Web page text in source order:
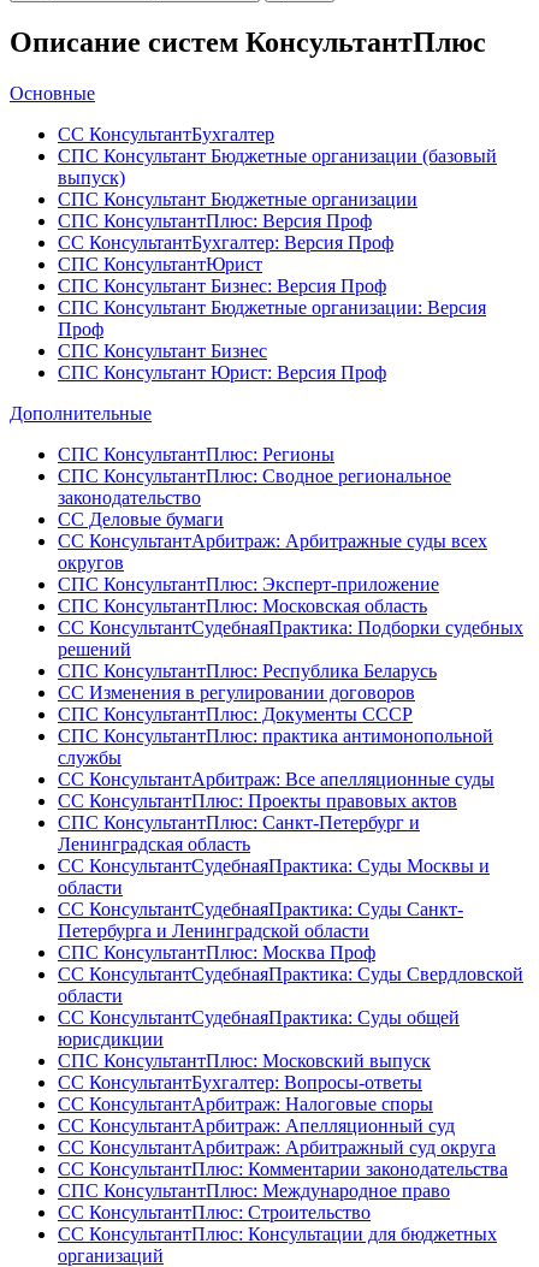
Описание систем КонсультантПлюс
Основные
СС КонсультантБухгалтер
СПС Консультант Бюджетные организации (базовый
выпуск)
СПС Консультант Бюджетные организации
СПС КонсультантПлюс: Версия Проф
СС КонсультантБухгалтер: Версия Проф
СПС КонсультантЮрист
СПС Консультант Бизнес: Версия Проф
СПС Консультант Бюджетные организации: Версия
Проф
СПС Консультант Бизнес
СПС Консультант Юрист: Версия Проф
Дополнительные
СПС КонсультантПлюс: Регионы
СПС КонсультантПлюс: Сводное региональное
законодательство
СС Деловые бумаги
СС КонсультантАрбитраж: Арбитражные суды всех
округов
СПС КонсультантПлюс: Эксперт-приложение
СПС КонсультантПлюс: Московская область
СС КонсультантСудебнаяПрактика: Подборки судебных
решений
СПС КонсультантПлюс: Республика Беларусь
СС Изменения в регулировании договоров
СПС КонсультантПлюс: Документы СССР
СПС КонсультантПлюс: практика антимонопольной
службы
СС КонсультантАрбитраж: Все апелляционные суды
СС КонсультантПлюс: Проекты правовых актов
СПС КонсультантПлюс: Санкт-Петербург и
Ленинградская область
СС КонсультантСудебнаяПрактика: Суды Москвы и
области
СС КонсультантСудебнаяПрактика: Суды Санкт-
Петербурга и Ленинградской области
СПС КонсультантПлюс: Москва Проф
СС КонсультантСудебнаяПрактика: Суды Свердловской
области
СС КонсультантСудебнаяПрактика: Суды общей
юрисдикции
СПС КонсультантПлюс: Московский выпуск
СС КонсультантБухгалтер: Вопросы-ответы
СС КонсультантАрбитраж: Налоговые споры
СС КонсультантАрбитраж: Апелляционный суд
СС КонсультантАрбитраж: Арбитражный суд округа
СС КонсультантПлюс: Комментарии законодательства
СПС КонсультантПлюс: Международное право
СС КонсультантПлюс: Строительство
СС КонсультантПлюс: Консультации для бюджетных
организаций